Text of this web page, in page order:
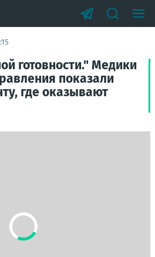
готовности." Медики
показали
где оказывают